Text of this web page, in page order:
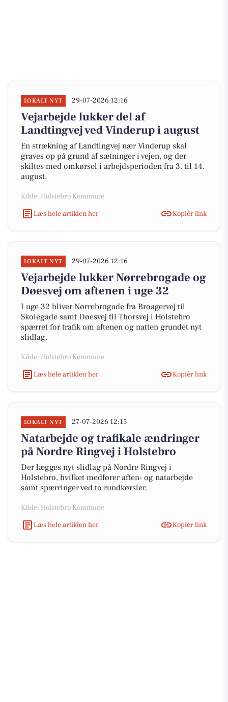
LOKALT NYT 29-07-2026 12:16
Vejarbejde lukker del af
Landtingvej ved Vinderup i august
En strækning af Landtingvej nær Vinderup skal
graves op på grund af sætninger i vejen, og der
skiltes med omkørsel i arbejdsperioden fra 3. til 14.
august.
Kilde: Holstebro Kommune
Læs hele artiklen her
Kopiér link
LOKALT NYT 29-07-2026 12:16
Vejarbejde lukker Nørrebrogade og
Døesvej om aftenen i uge 32
I uge 32 bliver Nørrebrogade fra Broagervej til
Skolegade samt Døesvej til Thorsvej i Holstebro
spærret for trafik om aftenen og natten grundet nyt
slidlag.
Kilde: Holstebro Kommune
Læs hele artiklen her
Kopiér link
LOKALT NYT 27-07-2026 12:15
Natarbejde og trafikale ændringer
på Nordre Ringvej i Holstebro
Der lægges nyt slidlag på Nordre Ringvej i
Holstebro, hvilket medfører aften- og natarbejde
samt spærringer ved to rundkørsler.
Kilde: Holstebro Kommune
Læs hele artiklen her
Kopiér link